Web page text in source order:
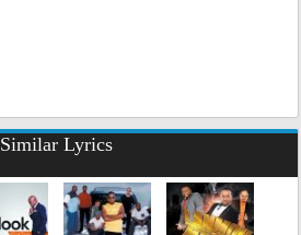
Similar Lyrics